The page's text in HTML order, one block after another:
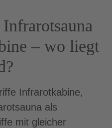
– wo liegt
Infrarotkabine,
als
mit gleicher